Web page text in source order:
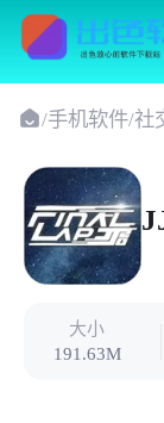
/手机软件/社
大小
191.63M